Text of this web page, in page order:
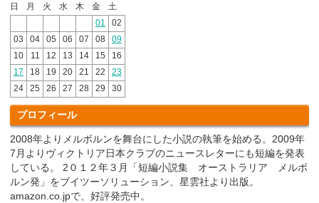
日 月 火 水 木 金
土
01
02
03
04 05 06 07 08
09
10
11 12 13 14 15
16
17
18 19 20 21 22
23
24
25 26 27 28 29 30
プロフィール
2008年よりメルボルンを舞台にした小説の執筆を始める。2009年
7月よりヴィクトリア日本クラブのニュースレターにも短編を発表
している。 2０１２年３月「短編小説集 オーストラリア メルボ
ルン発」をブイツーソリューション、星雲社より出版。
amazon.co.jpで、好評発売中。